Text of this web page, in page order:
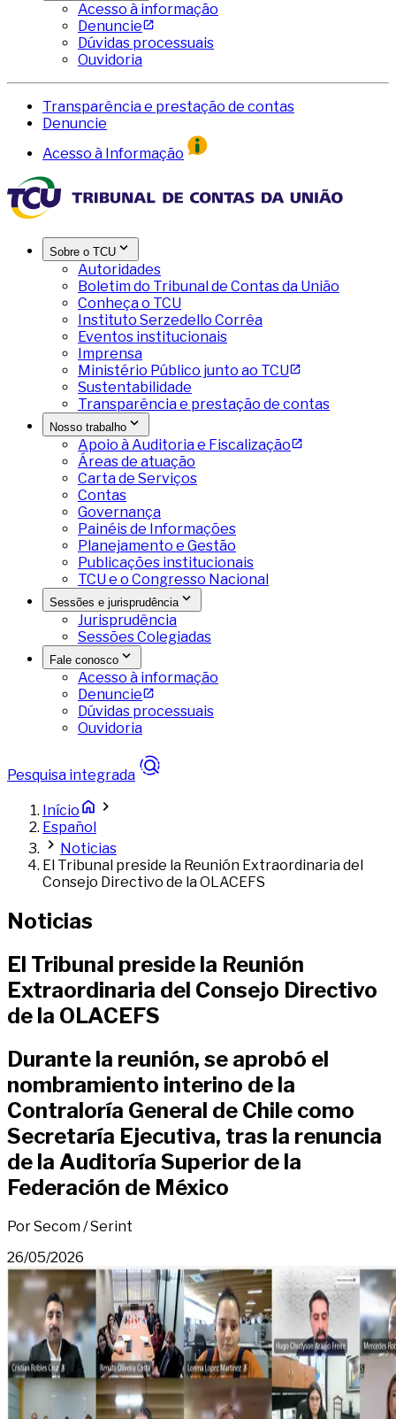
Acesso à informação
Denuncie
Dúvidas processuais
Ouvidoria
Transparência e prestação de contas
Denuncie
Acesso à Informação
Sobre o TCU
Autoridades
Boletim do Tribunal de Contas da União
Conheça o TCU
Instituto Serzedello Corrêa
Eventos institucionais
Imprensa
Ministério Público junto ao TCU
Sustentabilidade
Transparência e prestação de contas
Nosso trabalho
Apoio à Auditoria e Fiscalização
Áreas de atuação
Carta de Serviços
Contas
Governança
Painéis de Informações
Planejamento e Gestão
Publicações institucionais
TCU e o Congresso Nacional
Sessões e jurisprudência
Jurisprudência
Sessões Colegiadas
Fale conosco
Acesso à informação
Denuncie
Dúvidas processuais
Ouvidoria
Pesquisa integrada
Início
Español
Noticias
El Tribunal preside la Reunión Extraordinaria del
Consejo Directivo de la OLACEFS
Noticias
El Tribunal preside la Reunión
Extraordinaria del Consejo Directivo
de la OLACEFS
Durante la reunión, se aprobó el
nombramiento interino de la
Contraloría General de Chile como
Secretaría Ejecutiva, tras la renuncia
de la Auditoría Superior de la
Federación de México
Por Secom / Serint
26/05/2026